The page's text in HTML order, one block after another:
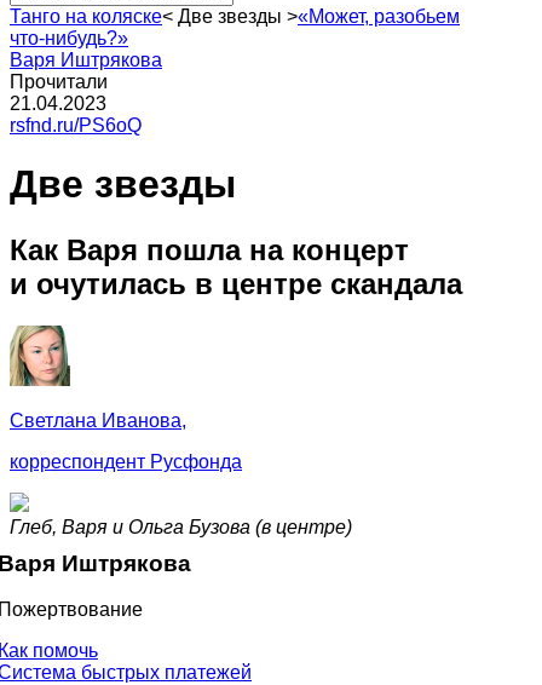
Танго на коляске< Две звезды >«Может, разобьем
что‑нибудь?»
Варя Иштрякова
Прочитали
21.04.2023
rsfnd.ru/PS6oQ
Две звезды
Как Варя пошла на концерт
и очутилась в центре скандала
Светлана Иванова,
корреспондент Русфонда
Глеб, Варя и Ольга Бузова (в центре)
Иштрякова
помочь
быстрых платежей